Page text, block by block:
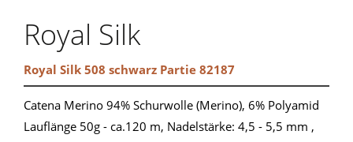
Royal Silk
Royal Silk 508 schwarz Partie 82187
Catena Merino 94% Schurwolle (Merino), 6% Polyamid
Lauflänge 50g - ca.120 m, Nadelstärke: 4,5 - 5,5 mm ,